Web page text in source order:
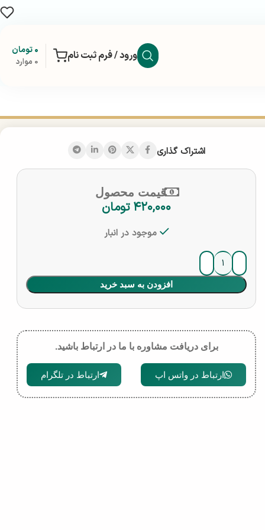
ورود / فرم ثبت نام 0 موارد
۰تومان
اشتراک گذاری
قیمت محصول
۴۲۰,۰۰۰ تومان
موجود در انبار
افزودن به سبد خرید
برای دریافت مشاوره با ما در ارتباط باشید.
ارتباط در واتس اپ ارتباط در تلگرام